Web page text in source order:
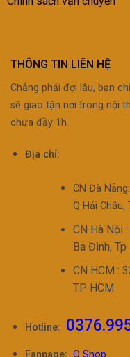
THÔNG TIN LIÊN HỆ
Chẳng phải đợi lâu, bạn
sẽ giao tận nơi trong nội
chưa đầy 1h.
Địa chỉ:
CN Đà
Q Hải Châu,
CN Hà Nội
Ba Đình, Tp
CN HCM :
TP HCM
Hotline:
Fanpage: Q Shop